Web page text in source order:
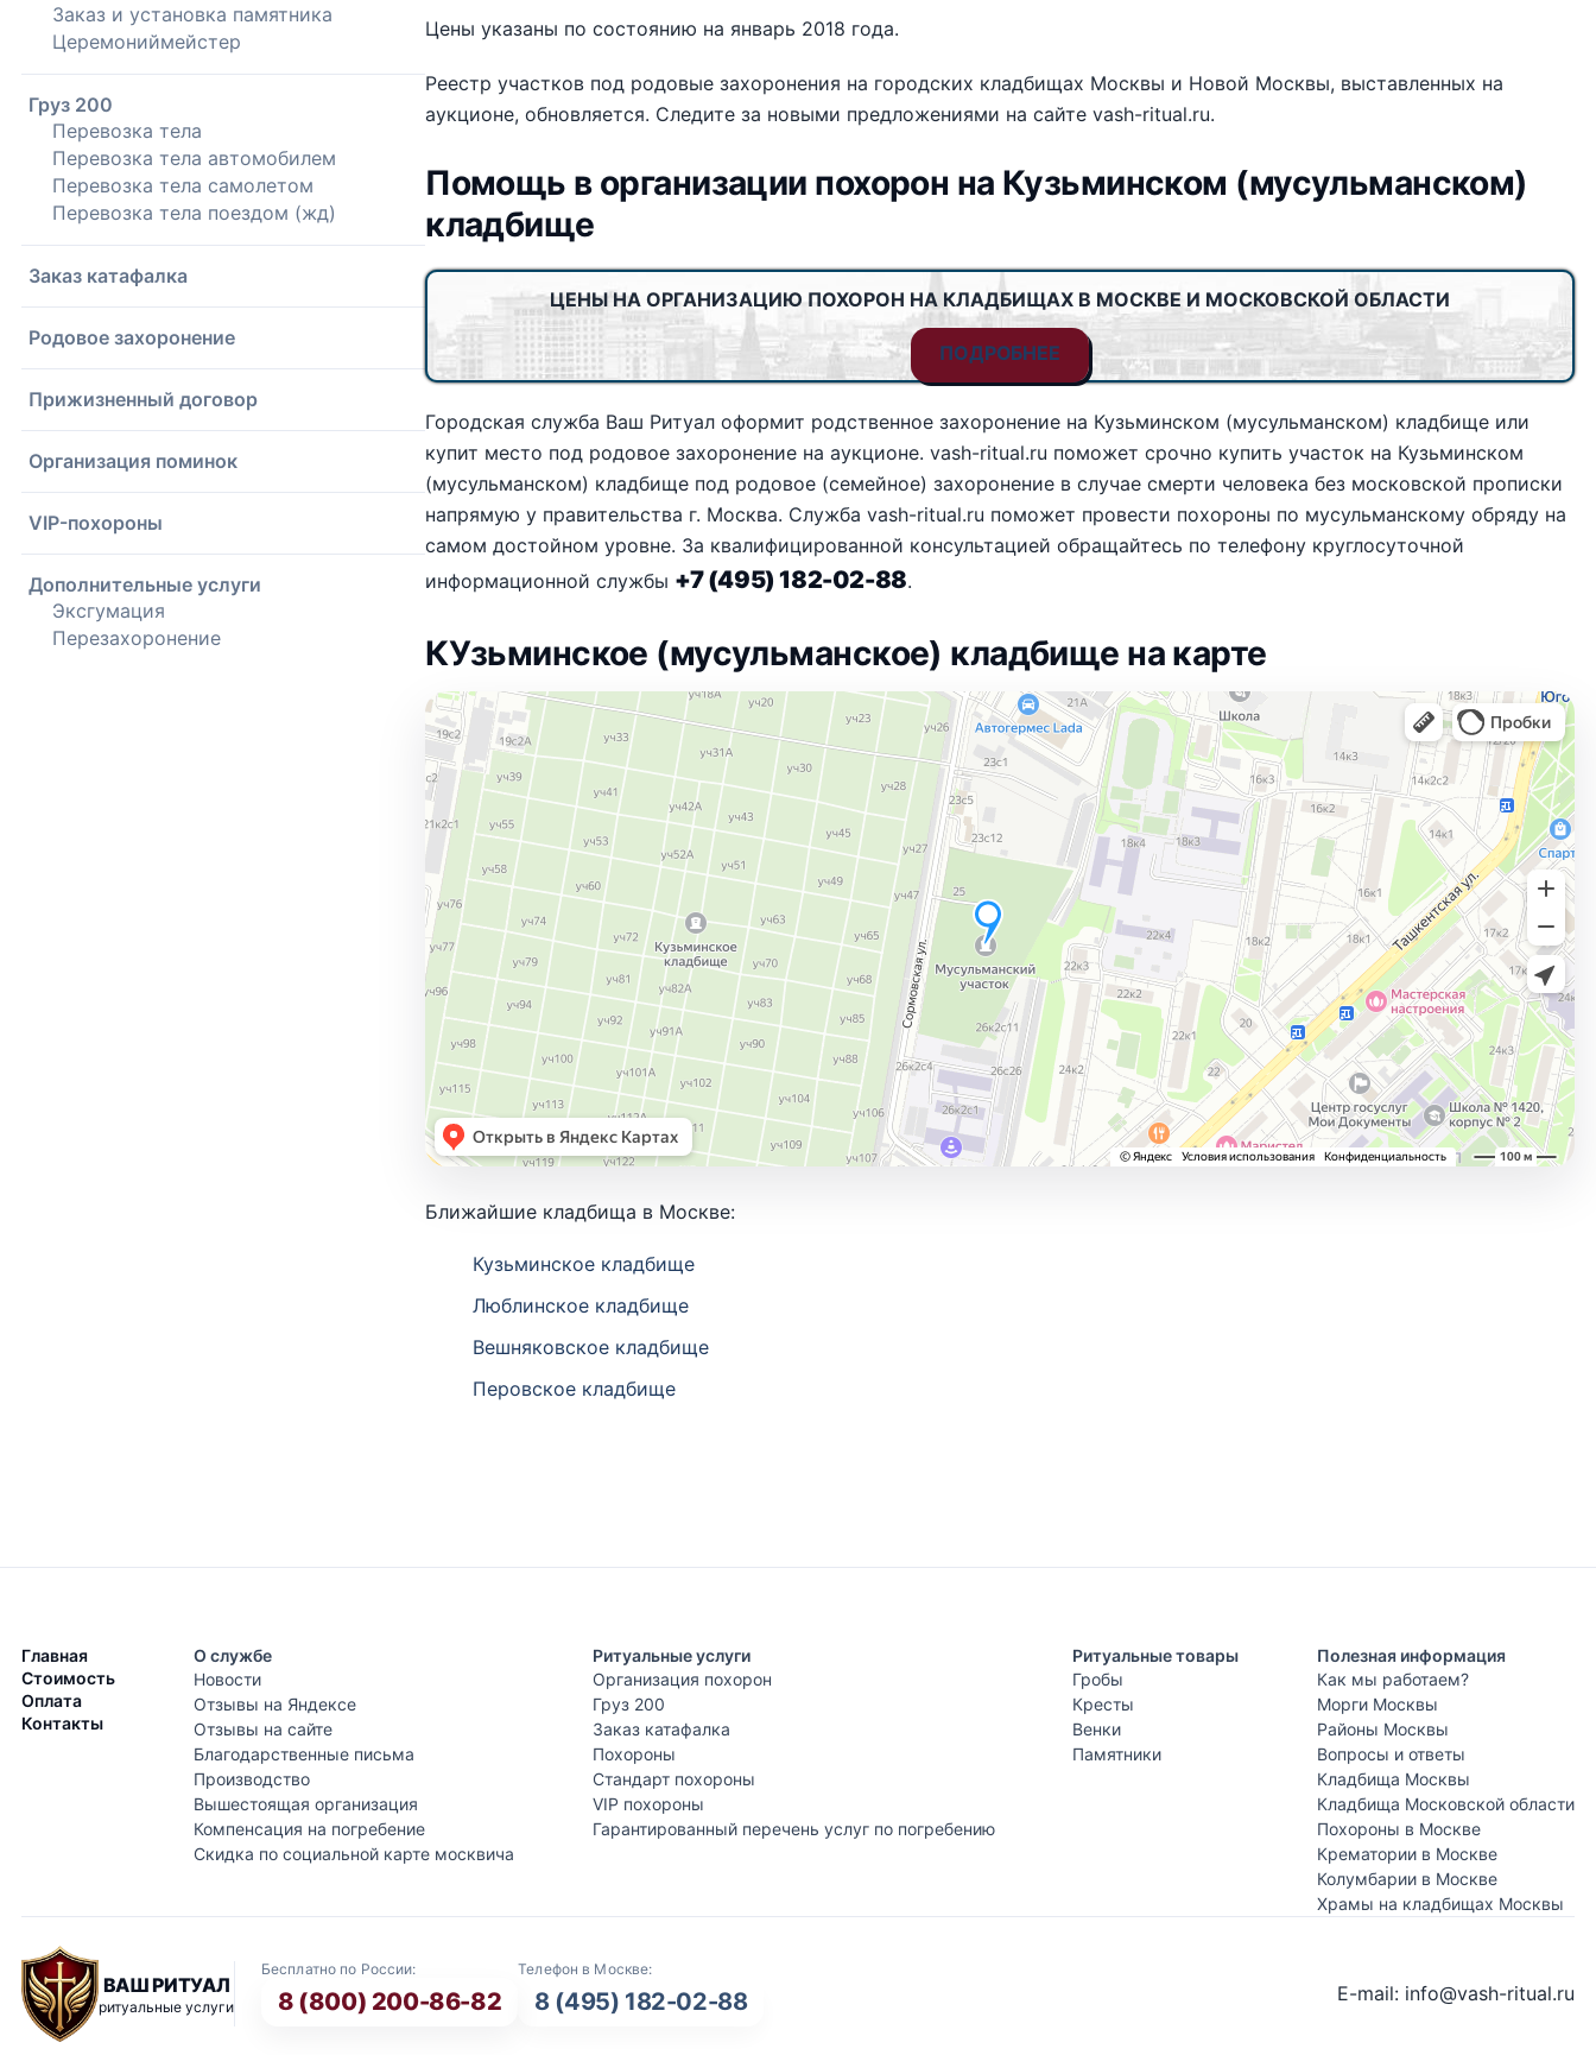
Заказ и установка памятника
Церемониймейстер
Груз 200
Перевозка тела
Перевозка тела автомобилем
Перевозка тела самолетом
Перевозка тела поездом (жд)
Заказ катафалка
Родовое захоронение
Прижизненный договор
Организация поминок
VIP-похороны
Дополнительные услуги
Эксгумация
Перезахоронение
Цены указаны по состоянию на январь 2018 года.
Реестр участков под родовые захоронения на городских кладбищах Москвы и Новой Москвы, выставленных на
аукционе, обновляется. Следите за новыми предложениями на сайте vash-ritual.ru.
Помощь в организации похорон на Кузьминском (мусульманском)
кладбище
ЦЕНЫ НА ОРГАНИЗАЦИЮ ПОХОРОН НА КЛАДБИЩАХ В МОСКВЕ И МОСКОВСКОЙ ОБЛАСТИ
ПОДРОБНЕЕ
Городская служба Ваш Ритуал оформит родственное захоронение на Кузьминском (мусульманском) кладбище или
купит место под родовое захоронение на аукционе. vash-ritual.ru поможет срочно купить участок на Кузьминском
(мусульманском) кладбище под родовое (семейное) захоронение в случае смерти человека без московской прописки
напрямую у правительства г. Москва. Служба vash-ritual.ru поможет провести похороны по мусульманскому обряду на
самом достойном уровне. За квалифицированной консультацией обращайтесь по телефону круглосуточной
информационной службы +7 (495) 182-02-88.
КУзьминское (мусульманское) кладбище на карте
Ближайшие кладбища в Москве:
Кузьминское кладбище
Люблинское кладбище
Вешняковское кладбище
Перовское кладбище
Главная
Стоимость
Оплата
Контакты
О службе
Новости
Отзывы на Яндексе
Отзывы на сайте
Благодарственные письма
Производство
Вышестоящая организация
Компенсация на погребение
Скидка по социальной карте москвича
Ритуальные услуги
Организация похорон
Груз 200
Заказ катафалка
Похороны
Стандарт похороны
VIP похороны
Гарантированный перечень услуг по погребению
Ритуальные товары
Гробы
Кресты
Венки
Памятники
Полезная информация
Как мы работаем?
Морги Москвы
Районы Москвы
Вопросы и ответы
Кладбища Москвы
Кладбища Московской области
Похороны в Москве
Крематории в Москве
Колумбарии в Москве
Храмы на кладбищах Москвы
ВАШ РИТУАЛ
ритуальные услуги
Бесплатно по России:
8 (800) 200-86-82
Телефон в Москве:
8 (495) 182-02-88 E-mail: info@vash-ritual.ru